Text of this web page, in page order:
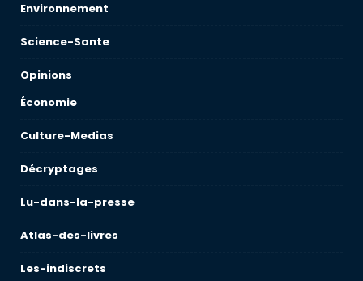
Environnement
Science-Sante
Opinions
Économie
Culture-Medias
Décryptages
Lu-dans-la-presse
Atlas-des-livres
Les-indiscrets